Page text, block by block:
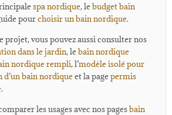
spa nordique, lebudget bain
pourchoisir un bain nordique.
projet, vous pouvez aussi consulter nos
dans le jardin, lebain nordique
nordique rempli, l’modèle isolé pour
bain nordiqueet la pagepermis
.
les usages avec nos pagesbain